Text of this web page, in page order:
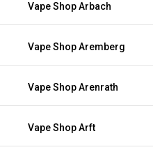
Vape Shop Arbach
Vape Shop Aremberg
Vape Shop Arenrath
Vape Shop Arft